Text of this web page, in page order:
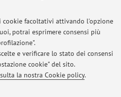
cookie facoltativi attivando l'opzione
potrai esprimere consensi più
e verificare lo stato dei consensi
cookie" del sito.
la nostra Cookie policy.
avvisi
sono presenti avvisi.